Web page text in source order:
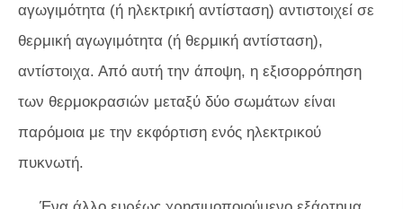
αγωγιμότητα (ή ηλεκτρική αντίσταση) αντιστοιχεί σε
θερμική αγωγιμότητα (ή θερμική αντίσταση),
αντίστοιχα. Από αυτή την άποψη, η εξισορρόπηση
των θερμοκρασιών μεταξύ δύο σωμάτων είναι
παρόμοια με την εκφόρτιση ενός ηλεκτρικού
πυκνωτή.